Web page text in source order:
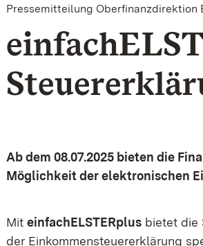
Pressemitteilung Oberfinanzdirektion
Ab dem 08.07.2025 bieten die
Möglichkeit der elektronischen
Mit einfachELSTERplus bietet die
der Einkommensteuererklärung